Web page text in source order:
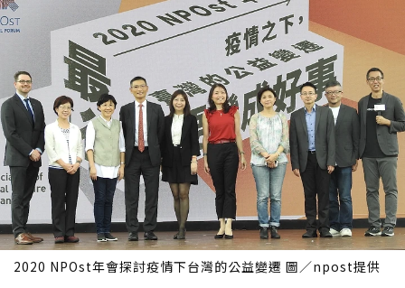
2020 NPOst年會探討疫情下台灣的公益變遷 圖／npost提供